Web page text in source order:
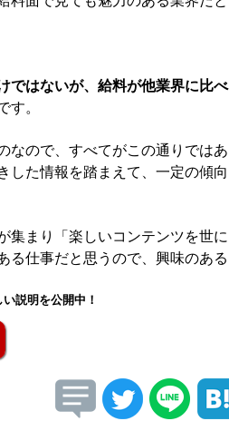
ではないが、給料が他業界に比べ
。
なので、すべてがこの通りではあ
した情報を踏まえて、一定の傾向
集まり「楽しいコンテンツを世に
る仕事だと思うので、興味のある
説明を公開中！